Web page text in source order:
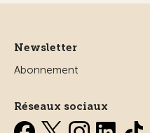
Newsletter
Abonnement
Réseaux sociaux